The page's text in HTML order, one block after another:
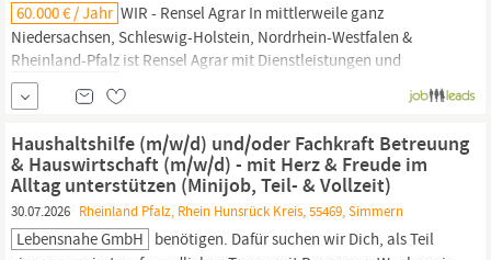
60.000 € / Jahr WIR - Rensel Agrar In mittlerweile ganz
Niedersachsen, Schleswig-Holstein, Nordrhein-Westfalen &
Rheinland-Pfalz ist Rensel Agrar mit Dienstleistungen und
Produkten für landwirtschaftliche Unternehmen unterwegs.
Dabei greifen wir auf unser Wissen aus über 60 Jahren zurück. Ob
Haushaltshilfe
Haushaltshilfe (m/w/d) und/oder Fachkraft Betreuung
& Hauswirtschaft (m/w/d) - mit Herz & Freude im
Alltag unterstützen (Minijob, Teil- & Vollzeit)
30.07.2026 Rheinland Pfalz, Rhein Hunsrück Kreis, 55469, Simmern
Lebensnahe GmbH benötigen. Dafür suchen wir Dich, als Teil